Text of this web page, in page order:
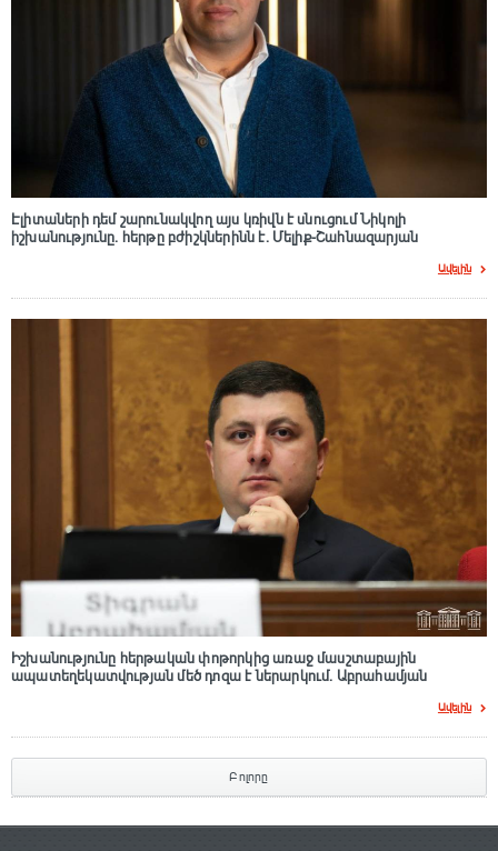
Էլիտաների դեմ շարունակվող այս կռիվն է սնուցում Նիկոլի
իշխանությունը. հերթը բժիշկներինն է. Մելիք-Շահնազարյան
Ավելին
Իշխանությունը հերթական փոթորկից առաջ մասշտաբային
ապատեղեկատվության մեծ դnզա է ներարկում․ Աբրահամյան
Ավելին
Բոլորը